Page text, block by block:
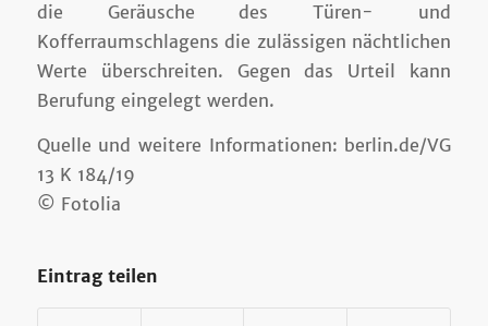
die Geräusche des Türen- und
Kofferraumschlagens die zulässigen nächtlichen
Werte überschreiten. Gegen das Urteil kann
Berufung eingelegt werden.
Quelle und weitere Informationen: berlin.de/VG
13 K 184/19
© Fotolia
Eintrag teilen